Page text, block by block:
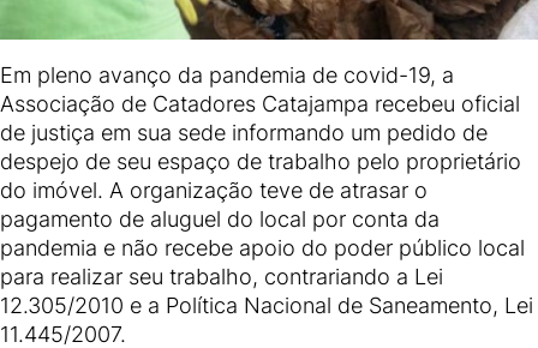
Em pleno avanço da pandemia de covid-19, a
Associação de Catadores Catajampa recebeu oficial
de justiça em sua sede informando um pedido de
despejo de seu espaço de trabalho pelo proprietário
do imóvel. A organização teve de atrasar o
pagamento de aluguel do local por conta da
pandemia e não recebe apoio do poder público local
para realizar seu trabalho, contrariando a Lei
12.305/2010 e a Política Nacional de Saneamento, Lei
11.445/2007.